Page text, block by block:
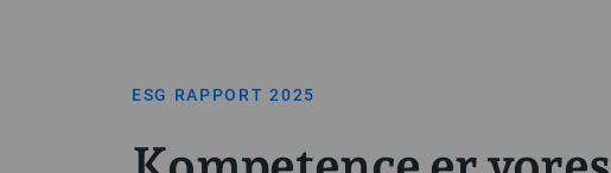
ESG RAPPORT 2025